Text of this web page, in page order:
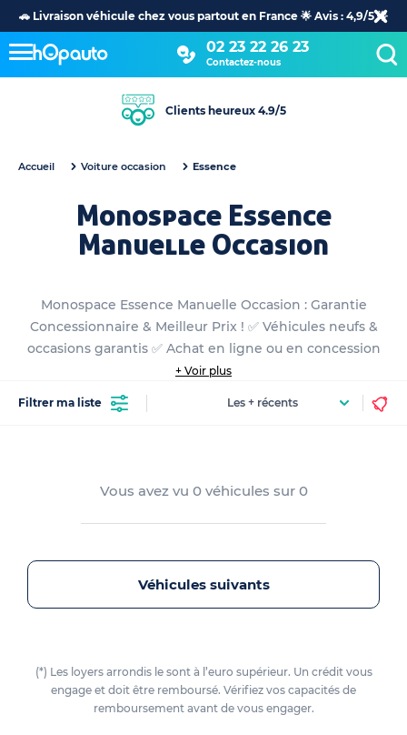
🚗 Livraison véhicule chez vous partout en France 🌟 Avis : 4,9/5 🌟
02 23 22 26 23
Contactez-nous
Clients heureux 4.9/5
Accueil Voiture occasion Essence
Monospace Essence
Manuelle Occasion
Monospace Essence Manuelle Occasion : Garantie
Concessionnaire & Meilleur Prix ! ✅ Véhicules neufs &
occasions garantis ✅ Achat en ligne ou en concession
+ Voir plus
Filtrer ma liste
Vous avez vu 0 véhicules sur 0
Véhicules suivants
(*) Les loyers arrondis le sont à l’euro supérieur. Un crédit vous
engage et doit être remboursé. Vérifiez vos capacités de
remboursement avant de vous engager.